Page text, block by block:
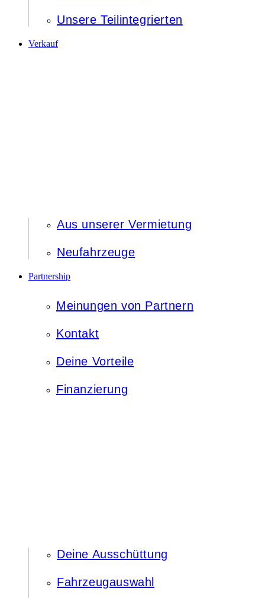
Unsere Teilintegrierten
Verkauf
Aus unserer Vermietung
Neufahrzeuge
Partnership
Meinungen von Partnern
Kontakt
Deine Vorteile
Finanzierung
Deine Ausschüttung
Fahrzeugauswahl